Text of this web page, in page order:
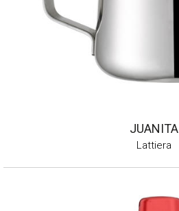
JUANITA
Lattiera